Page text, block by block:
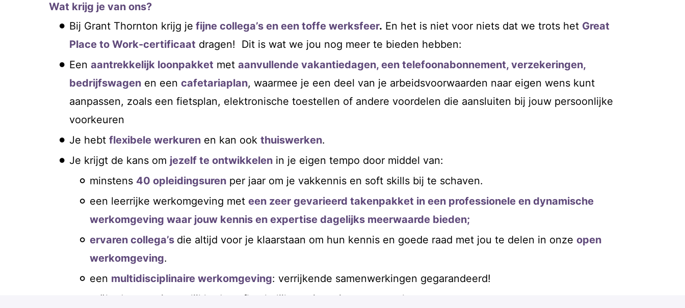
Wat krijg je van ons?
Bij Grant Thornton krijg je fijne collega’s en een toffe werksfeer. En het is niet voor niets dat we trots het Great
Place to Work-certificaat dragen! Dit is wat we jou nog meer te bieden hebben:
Een aantrekkelijk loonpakket met aanvullende vakantiedagen, een telefoonabonnement, verzekeringen,
bedrijfswagen en een cafetariaplan, waarmee je een deel van je arbeidsvoorwaarden naar eigen wens kunt
aanpassen, zoals een fietsplan, elektronische toestellen of andere voordelen die aansluiten bij jouw persoonlijke
voorkeuren
Je hebt flexibele werkuren en kan ook thuiswerken.
Je krijgt de kans om jezelf te ontwikkelen in je eigen tempo door middel van:
minstens 40 opleidingsuren per jaar om je vakkennis en soft skills bij te schaven.
een leerrijke werkomgeving met een zeer gevarieerd takenpakket in een professionele en dynamische
werkomgeving waar jouw kennis en expertise dagelijks meerwaarde bieden;
ervaren collega’s die altijd voor je klaarstaan om hun kennis en goede raad met jou te delen in onze open
werkomgeving.
een multidisciplinaire werkomgeving: verrijkende samenwerkingen gegarandeerd!
reële doorgroeimogelijkheden afhankelijk van jouw inzet en resultaten;